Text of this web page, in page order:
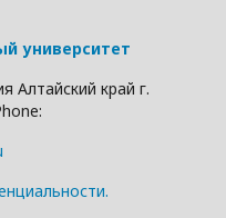
университет
Алтайский край г.